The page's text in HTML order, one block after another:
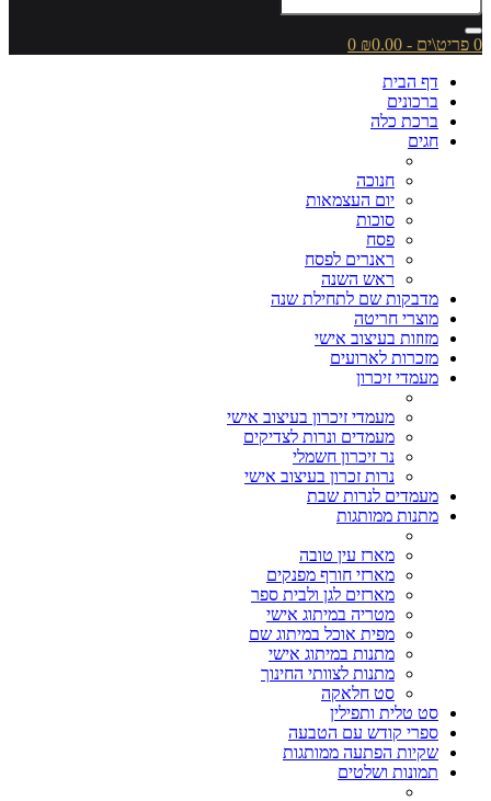
0 פריט\ים - ₪0.00
0
דף הבית
ברכונים
ברכת כלה
חגים
חנוכה
יום העצמאות
סוכות
פסח
ראנרים לפסח
ראש השנה
מדבקות שם לתחילת שנה
מוצרי חריטה
מזוזות בעיצוב אישי
מזכרות לארועים
מעמדי זיכרון
מעמדי זיכרון בעיצוב אישי
מעמדים ונרות לצדיקים
נר זיכרון חשמלי
נרות זכרון בעיצוב אישי
מעמדים לנרות שבת
מתנות ממותגות
מארז עין טובה
מארזי חורף מפנקים
מארזים לגן ולבית ספר
מטריה במיתוג אישי
מפית אוכל במיתוג שם
מתנות במיתוג אישי
מתנות לצוותי החינוך
סט חלאקה
סט טלית ותפילין
ספרי קודש עם הטבעה
שקיות הפתעה ממותגות
תמונות ושלטים